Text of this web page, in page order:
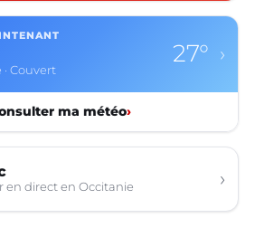
Couvert
27° ›
ma météo›
en direct en Occitanie ›